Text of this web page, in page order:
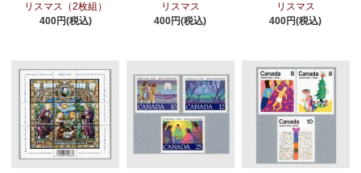
リスマス（2枚組）
400円(税込)
リスマス
400円(税込)
リスマス
400円(税込)